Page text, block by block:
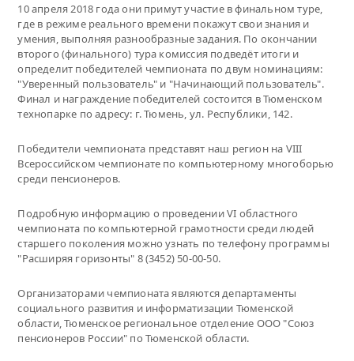
10 апреля 2018 года они примут участие в финальном туре,
где в режиме реального времени покажут свои знания и
умения, выполняя разнообразные задания. По окончании
второго (финального) тура комиссия подведёт итоги и
определит победителей чемпионата по двум номинациям:
"Уверенный пользователь" и "Начинающий пользователь".
Финал и награждение победителей состоится в Тюменском
технопарке по адресу: г. Тюмень, ул. Республики, 142.
Победители чемпионата представят наш регион на VIII
Всероссийском чемпионате по компьютерному многоборью
среди пенсионеров.
Подробную информацию о проведении VI областного
чемпионата по компьютерной грамотности среди людей
старшего поколения можно узнать по телефону программы
"Расширяя горизонты" 8 (3452) 50-00-50.
Организаторами чемпионата являются департаменты
социального развития и информатизации Тюменской
области, Тюменское региональное отделение ООО "Союз
пенсионеров России" по Тюменской области.